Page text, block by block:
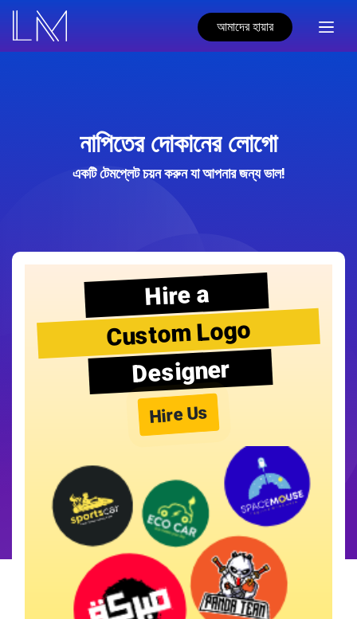
আমাদের হায়ার
নাপিতের দোকানের লোগো
একটি টেমপ্লেট চয়ন করুন যা আপনার জন্য ভাল!
Hire a
Custom Logo
Designer
Hire Us